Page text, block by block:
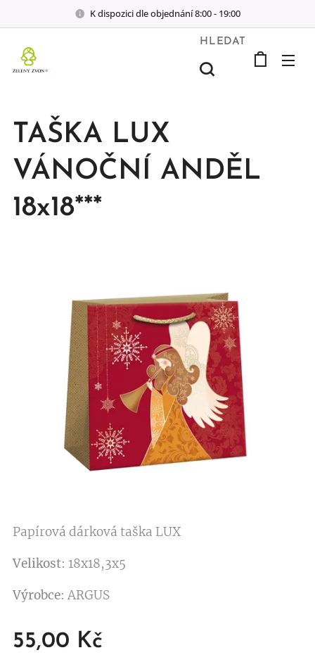
K dispozici dle objednání 8:00 - 19:00
HLEDAT
TAŠKA LUX
VÁNOČNÍ ANDĚL
18x18***
Papírová dárková taška LUX
Velikost: 18x18,3x5
Výrobce: ARGUS
55,00 Kč